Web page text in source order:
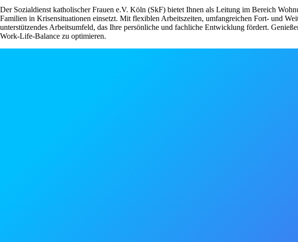
Der Sozialdienst katholischer Frauen e.V. Köln (SkF) bietet Ihnen als Leitung im Bereich
Familien in Krisensituationen einsetzt. Mit flexiblen Arbeitszeiten, umfangreichen Fort- und
unterstützendes Arbeitsumfeld, das Ihre persönliche und fachliche Entwicklung fördert.
Work-Life-Balance zu optimieren.